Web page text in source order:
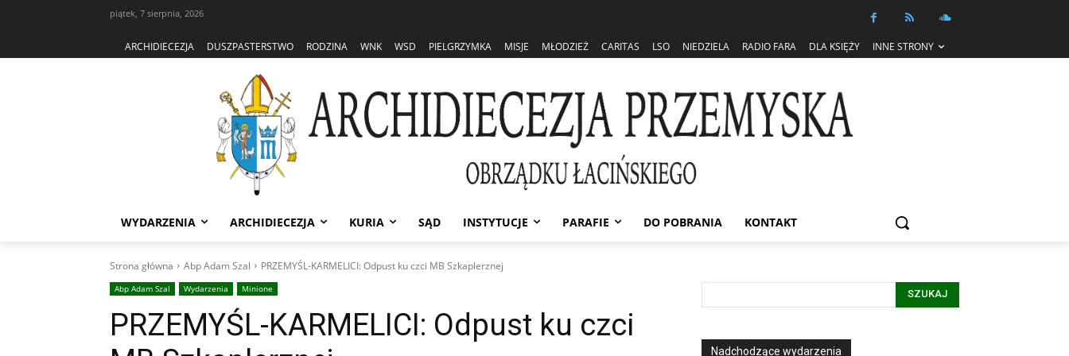
piątek, 7 sierpnia, 2026
ARCHIDIECEZJA DUSZPASTERSTWO RODZINA WNK WSD PIELGRZYMKA MISJE MŁODZIEŻ CARITAS LSO NIEDZIELA RADIO FARA DLA KSIĘŻY INNE STRONY
WYDARZENIA ARCHIDIECEZJA KURIA SĄD INSTYTUCJE PARAFIE DO POBRANIA KONTAKT
Strona główna Abp Adam Szal PRZEMYŚL-KARMELICI: Odpust ku czci MB Szkaplerznej
Abp Adam Szal Wydarzenia Minione
PRZEMYŚL-KARMELICI: Odpust ku czci
SZUKAJ
Nadchodzące wydarzenia